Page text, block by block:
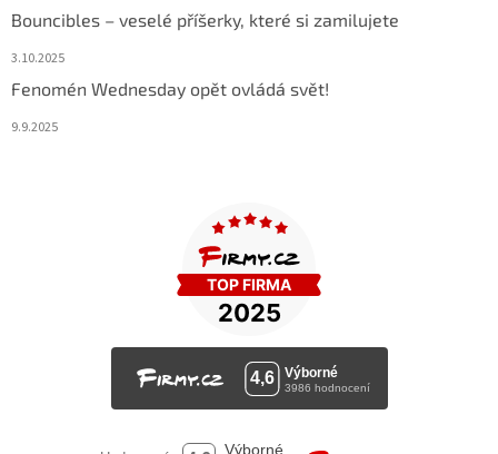
Bouncibles – veselé příšerky, které si zamilujete
3.10.2025
Fenomén Wednesday opět ovládá svět!
9.9.2025